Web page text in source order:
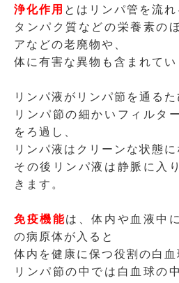
浄化作用 とはリンパ管を流れ
タンパク質などの栄養素の
アなどの老廃物や、
体に有害な異物も含まれてい
リンパ液がリンパ節を通るた
リンパ節の細かいフィルタ
をろ過し、
リンパ液はクリーンな状態に
その後リンパ液は静脈に入
きます。
免疫機能は、体内や血液中
の病原体が入ると
体内を健康に保つ役割の白血
リンパ節の中では白血球の